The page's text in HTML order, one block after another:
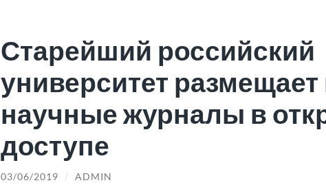
Старейший российский
университет размещает
научные журналы в
доступе
03/06/2019 / ADMIN